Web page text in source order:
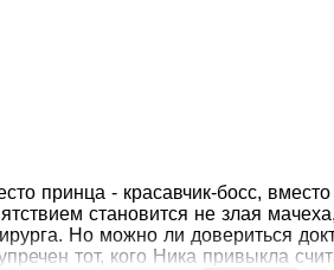
принца - красавчик-босс,
становится не злая
Но можно ли довериться
тот, кого Ника привыкла